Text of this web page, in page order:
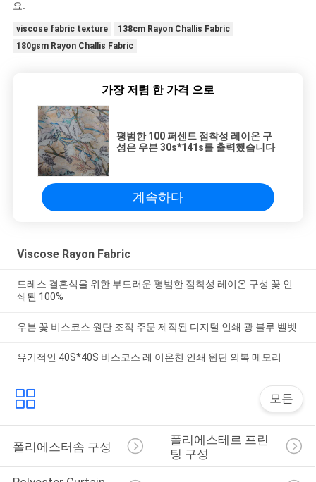
요.
viscose fabric texture
138cm Rayon Challis Fabric
180gsm Rayon Challis Fabric
가장 저렴 한 가격 으로
평범한 100 퍼센트 점착성 레이온 구
성은 우븐 30s*141s를 출력했습니다
계속하다
Viscose Rayon Fabric
드레스 결혼식을 위한 부드러운 평범한 점착성 레이온 구성 꽃 인
쇄된 100%
우븐 꽃 비스코스 원단 조직 주문 제작된 디지털 인쇄 광 블루 벨벳
유기적인 40S*40S 비스코스 레 이온천 인쇄 원단 의복 메모리
모든
폴리에스터솜 구성
폴리에스테르 프린
팅 구성